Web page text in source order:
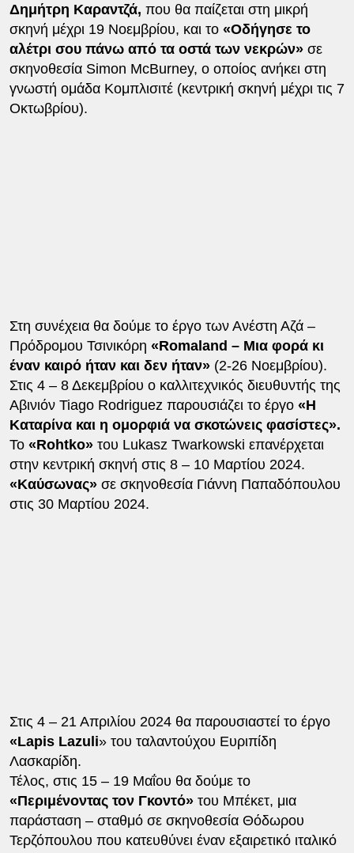
Δημήτρη Καραντζά, που θα παίζεται στη μικρή
σκηνή μέχρι 19 Νοεμβρίου, και το «Οδήγησε το
αλέτρι σου πάνω από τα οστά των νεκρών»σε
σκηνοθεσία Simon McBurney, ο οποίος ανήκει στη
γνωστή ομάδα Κομπλισιτέ (κεντρική σκηνή μέχρι τις 7
Οκτωβρίου).
Στη συνέχεια θα δούμε το έργο των Ανέστη Αζά –
Πρόδρομου Τσινικόρη «Romaland – Μια φορά κι
έναν καιρό ήταν και δεν ήταν»(2-26 Νοεμβρίου).
Στις 4 – 8 Δεκεμβρίου ο καλλιτεχνικός διευθυντής της
Αβινιόν Tiago Rodriguez παρουσιάζει το έργο«Η
Καταρίνα και η ομορφιά να σκοτώνεις φασίστες».
Το «Rohtko» του Lukasz Twarkowski επανέρχεται
στην κεντρική σκηνή στις 8 – 10 Μαρτίου 2024.
«Καύσωνας»σε σκηνοθεσία Γιάννη Παπαδόπουλου
στις 30 Μαρτίου 2024.
Στις 4 – 21 Απριλίου 2024 θα παρουσιαστεί το έργο
«Lapis Lazuli» του ταλαντούχου Ευριπίδη
Λασκαρίδη.
Τέλος, στις 15 – 19 Μαΐου θα δούμε το
«Περιμένοντας τον Γκοντό»του Μπέκετ, μια
παράσταση – σταθμό σε σκηνοθεσία Θόδωρου
Τερζόπουλου που κατευθύνει έναν εξαιρετικό ιταλικό